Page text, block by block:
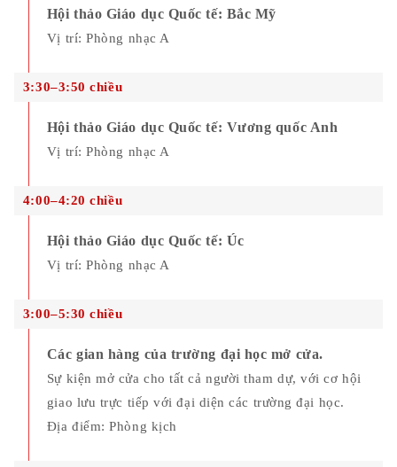
Hội thảo Giáo dục Quốc tế: Bắc Mỹ
Vị trí: Phòng nhạc A
3:30–3:50 chiều
Hội thảo Giáo dục Quốc tế: Vương quốc Anh
Vị trí: Phòng nhạc A
4:00–4:20 chiều
Hội thảo Giáo dục Quốc tế: Úc
Vị trí: Phòng nhạc A
3:00–5:30 chiều
Các gian hàng của trường đại học mở cửa.
Sự kiện mở cửa cho tất cả người tham dự, với cơ hội
giao lưu trực tiếp với đại diện các trường đại học.
Địa điểm: Phòng kịch